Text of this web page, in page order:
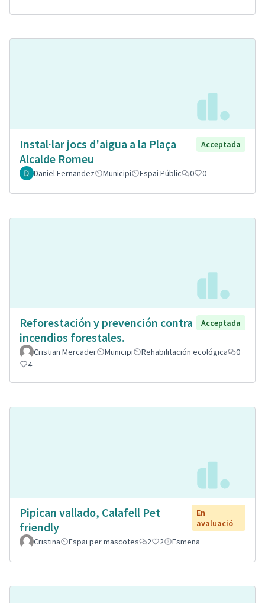
Instal·lar jocs d'aigua a la Plaça
Alcalde Romeu
Acceptada
Daniel Fernandez Municipi Espai Públic 0 0
Reforestación y prevención contra
incendios forestales.
Acceptada
Cristian Mercader Municipi Rehabilitación ecológica
0
4
Pipican vallado, Calafell Pet
friendly
En
avaluació
Cristina
Espai per mascotes 2 2 Esmena